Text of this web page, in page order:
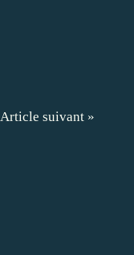
Article suivant »